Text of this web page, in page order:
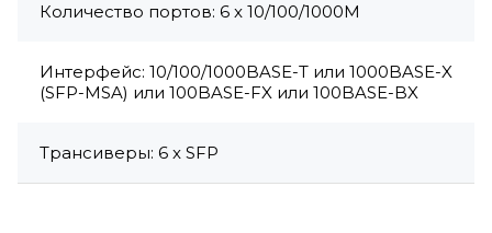
Количество портов: 6 x 10/100/1000M
Интерфейс: 10/100/1000BASE-T или 1000BASE-X
(SFP-MSA) или 100BASE-FX или 100BASE-BX
Трансиверы: 6 x SFP